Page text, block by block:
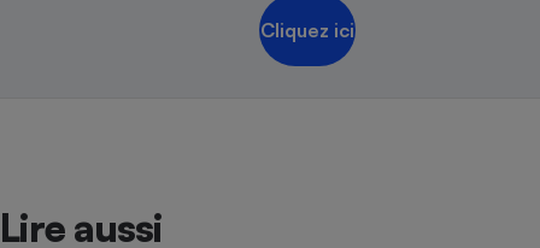
Cliquez ici
Lire aussi